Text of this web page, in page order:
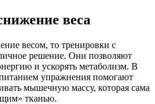
веса
весом, то тренировки с
решение. Они позволяют
и ускорять метаболизм. В
упражнения помогают
мышечную массу, которая сама
тканью.